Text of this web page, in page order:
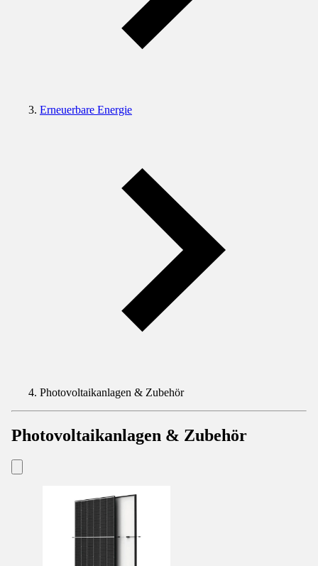
Erneuerbare Energie
Photovoltaikanlagen & Zubehör
Photovoltaikanlagen & Zubehör